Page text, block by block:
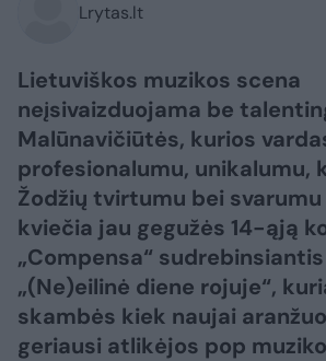
Lrytas.lt
Lietuviškos muzikos scena
neįsivaizduojama be
Malūnavičiūtės, kurios
profesionalumu, unikalumu,
Žodžių tvirtumu bei
kviečia jau gegužės 14-ąją
„Compensa“
„(Ne)eilinė diene rojuje“,
skambės kiek naujai
geriausi atlikėjos pop